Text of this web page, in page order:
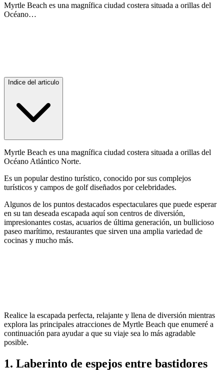
Myrtle Beach es una magnífica ciudad costera situada a orillas del
Océano…
Indice del articulo
Myrtle Beach es una magnífica ciudad costera situada a orillas del
Océano Atlántico Norte.
Es un popular destino turístico, conocido por sus complejos
turísticos y campos de golf diseñados por celebridades.
Algunos de los puntos destacados espectaculares que puede esperar
en su tan deseada escapada aquí son centros de diversión,
impresionantes costas, acuarios de última generación, un bullicioso
paseo marítimo, restaurantes que sirven una amplia variedad de
cocinas y mucho más.
Realice la escapada perfecta, relajante y llena de diversión mientras
explora las principales atracciones de Myrtle Beach que enumeré a
continuación para ayudar a que su viaje sea lo más agradable
posible.
1. Laberinto de espejos entre bastidores